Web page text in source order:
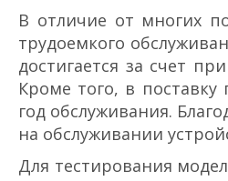
В отличие от многих
трудоемкого
достигается за счет
Кроме того, в
год обслуживания.
на обслуживании
Для тестирования